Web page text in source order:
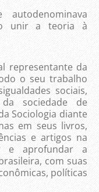
unir a teoria à
da
o seu trabalho
sociais,
sociedade de
Sociologia diante
em seus livros,
e artigos na
e aprofundar a
com suas
políticas